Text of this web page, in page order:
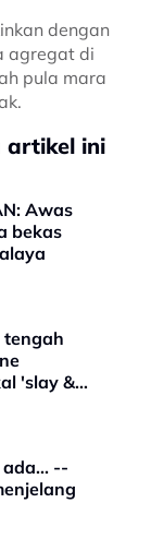
dengan
agregat di
pula mara
artikel ini
Awas
bekas
tengah
'slay &
--